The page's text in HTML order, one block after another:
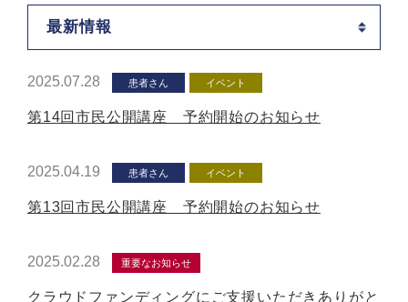
最新情報
2025.07.28 患者さん イベント
第14回市民公開講座 予約開始のお知らせ
2025.04.19 患者さん イベント
第13回市民公開講座 予約開始のお知らせ
2025.02.28 重要なお知らせ
クラウドファンディングにご支援いただきありがと